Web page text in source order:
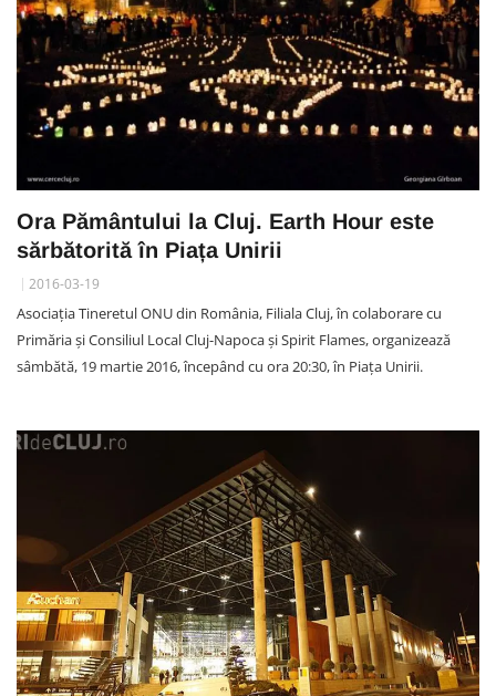
Ora Pământului la Cluj. Earth Hour este
sărbătorită în Piața Unirii
2016-03-19
Asociația Tineretul ONU din România, Filiala Cluj, în colaborare cu
Primăria și Consiliul Local Cluj-Napoca și Spirit Flames, organizează
sâmbătă, 19 martie 2016, începând cu ora 20:30, în Piața Unirii.